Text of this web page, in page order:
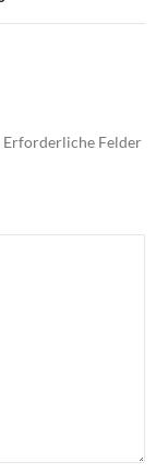
Erforderliche Felder